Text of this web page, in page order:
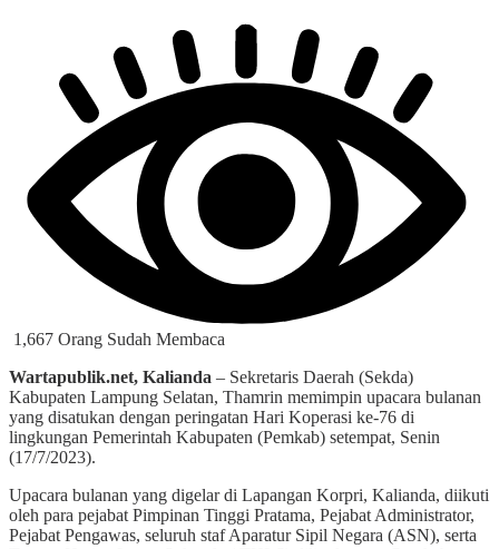
1,667 Orang Sudah Membaca
Wartapublik.net, Kalianda – Sekretaris Daerah (Sekda)
Kabupaten Lampung Selatan, Thamrin memimpin upacara bulanan
yang disatukan dengan peringatan Hari Koperasi ke-76 di
lingkungan Pemerintah Kabupaten (Pemkab) setempat, Senin
(17/7/2023).
Upacara bulanan yang digelar di Lapangan Korpri, Kalianda, diikuti
oleh para pejabat Pimpinan Tinggi Pratama, Pejabat Administrator,
Pejabat Pengawas, seluruh staf Aparatur Sipil Negara (ASN), serta